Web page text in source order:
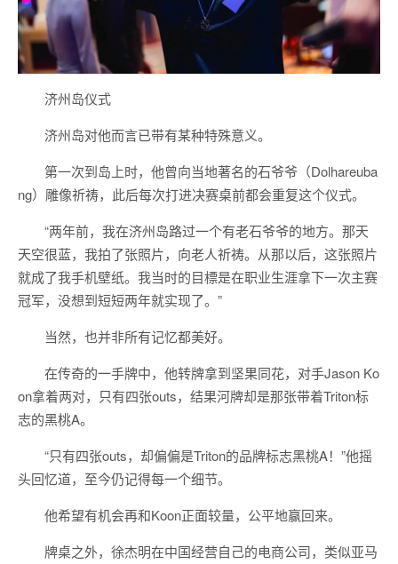
济州岛仪式
济州岛对他而言已带有某种特殊意义。
第一次到岛上时，他曾向当地著名的石爷爷（Dolhareuba
ng）雕像祈祷，此后每次打进决赛桌前都会重复这个仪式。
“两年前，我在济州岛路过一个有老石爷爷的地方。那天
天空很蓝，我拍了张照片，向老人祈祷。从那以后，这张照片
就成了我手机壁纸。我当时的目標是在职业生涯拿下一次主赛
冠军，没想到短短两年就实现了。”
当然，也并非所有记忆都美好。
在传奇的一手牌中，他转牌拿到坚果同花，对手Jason Ko
on拿着两对，只有四张outs，结果河牌却是那张带着Triton标
志的黑桃A。
“只有四张outs，却偏偏是Triton的品牌标志黑桃A！”他摇
头回忆道，至今仍记得每一个细节。
他希望有机会再和Koon正面较量，公平地赢回来。
牌桌之外，徐杰明在中国经营自己的电商公司，类似亚马